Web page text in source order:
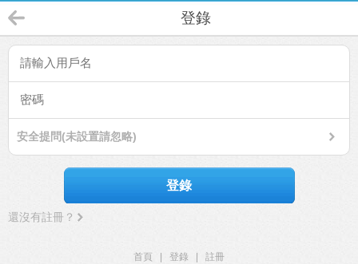
登錄
安全提問(未設置請忽略)
登錄
還沒有註冊？
首頁 登錄
註冊